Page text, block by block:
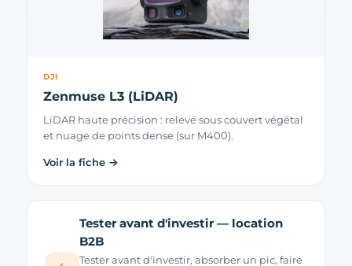
DJI
Zenmuse L3 (LiDAR)
LiDAR haute précision : relevé sous couvert végétal
et nuage de points dense (sur M400).
Voir la fiche →
Tester avant d'investir — location
B2B
Tester avant d'investir, absorber un pic, faire